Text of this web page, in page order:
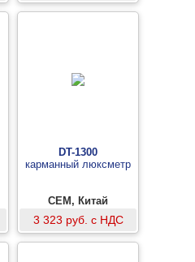
DT-1300
карманный люксметр
CEM, Китай
3 323 руб. с НДС